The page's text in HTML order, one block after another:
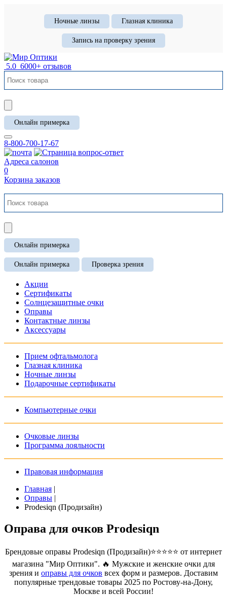
Ночные линзы Глазная клиника
Запись на проверку зрения
5.0 6000+ отзывов
Онлайн примерка
8-800-700-17-67
Адреса салонов
0
Корзина заказов
Онлайн примерка
Онлайн примерка Проверка зрения
Акции
Сертификаты
Солнцезащитные очки
Оправы
Контактные линзы
Аксессуары
Прием офтальмолога
Глазная клиника
Ночные линзы
Подарочные сертификаты
Компьютерные очки
Очковые линзы
Программа лояльности
Правовая информация
Главная |
Оправы |
Prodesiqn (Продизайн)
Оправа для очков Prodesiqn
Брендовые оправы Prodesiqn (Продизайн)⭐⭐⭐⭐⭐ от интернет
магазина "Мир Оптики". 🔥 Мужские и женские очки для
зрения и оправы для очков всех форм и размеров. Доставим
популярные трендовые товары 2025 по Ростову-на-Дону,
Москве и всей России!